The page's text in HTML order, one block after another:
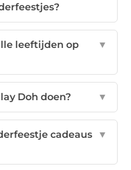
leeftijden op
▼
Doh doen? ▼
cadeaus
▼